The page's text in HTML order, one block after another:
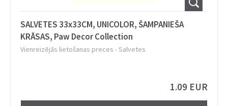
SALVETES 33x33CM, UNICOLOR, ŠAMPANIEŠA
KRĀSAS, Paw Decor Collection
Vienreizējās lietošanas preces -Salvetes
1.09 EUR